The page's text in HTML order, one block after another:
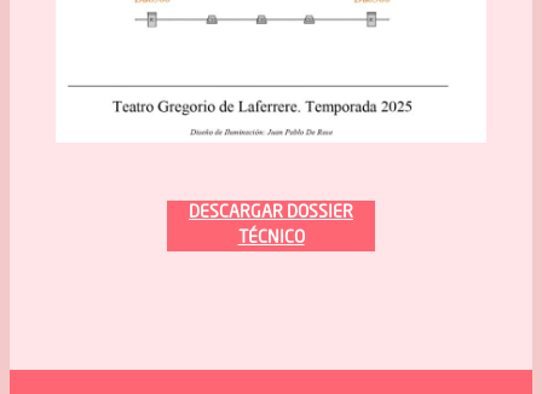
DESCARGAR DOSSIER
TÉCNICO